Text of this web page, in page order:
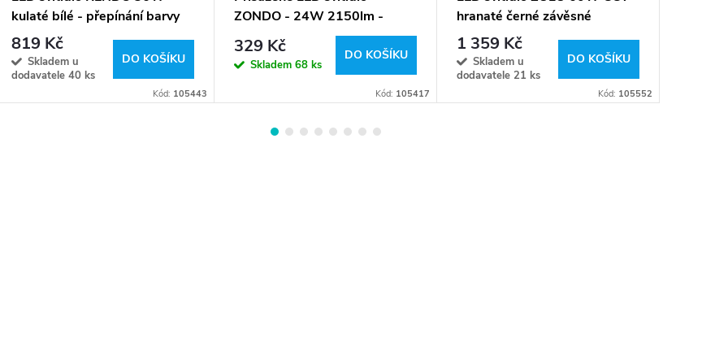
kulaté bílé - přepínání barvy
světla
819 Kč
Skladem u
dodavatele 40 ks
DO KOŠÍKU
Kód: 105443
ZONDO - 24W 2150lm -
denní bílá
329 Kč
Skladem 68 ks
DO KOŠÍKU
Kód: 105417
hranaté černé závěsné
1 359 Kč
Skladem u
dodavatele 21 ks
DO KOŠÍKU
Kód: 105552